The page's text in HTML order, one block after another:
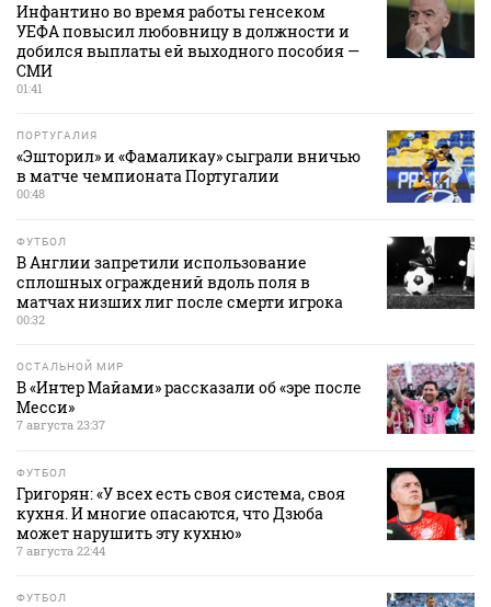
Инфантино во время работы генсеком
УЕФА повысил любовницу в должности и
добился выплаты ей выходного пособия —
СМИ
01:41
ПОРТУГАЛИЯ
«Эшторил» и «Фамаликау» сыграли вничью
в матче чемпионата Португалии
00:48
ФУТБОЛ
В Англии запретили использование
сплошных ограждений вдоль поля в
матчах низших лиг после смерти игрока
00:32
ОСТАЛЬНОЙ МИР
В «Интер Майами» рассказали об «эре после
Месси»
7 августа 23:37
ФУТБОЛ
Григорян: «У всех есть своя система, своя
кухня. И многие опасаются, что Дзюба
может нарушить эту кухню»
7 августа 22:44
ФУТБОЛ